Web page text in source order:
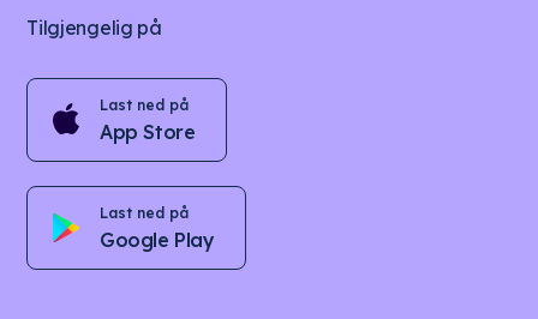
Tilgjengelig på
Last ned på
App Store
Last ned på
Google Play